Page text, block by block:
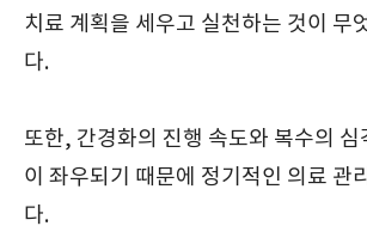
치료 계획을 세우고 실천하는 것이 무
다.
또한, 간경화의 진행 속도와 복수의 심
이 좌우되기 때문에 정기적인 의료 관
다.